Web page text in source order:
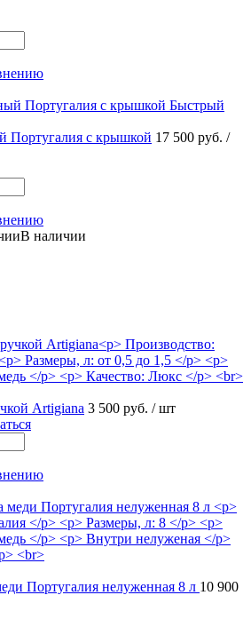
Быстрый
Португалия c крышкой 17 500 руб. /
В наличии
Artigiana 3 500 руб. / шт
Португалия нелуженная 8 л 10 900